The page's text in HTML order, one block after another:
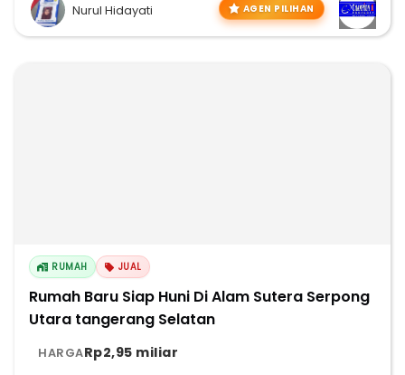
Nurul Hidayati AGEN PILIHAN
RUMAH JUAL
Rumah Baru Siap Huni Di Alam Sutera Serpong
Utara tangerang Selatan
HARGARp2,95 miliar